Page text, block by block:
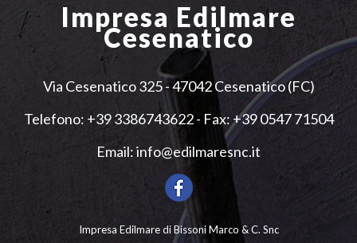
Impresa Edilmare
Cesenatico
Via Cesenatico 325 - 47042 Cesenatico (FC)
Telefono: +39 3386743622- Fax: +39 0547 71504
Email:info@edilmaresnc.it
Impresa Edilmare di Bissoni Marco & C. Snc